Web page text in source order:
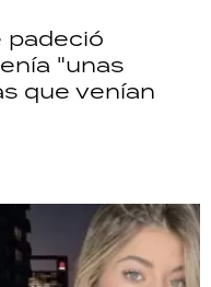
padeció
"unas
que venían